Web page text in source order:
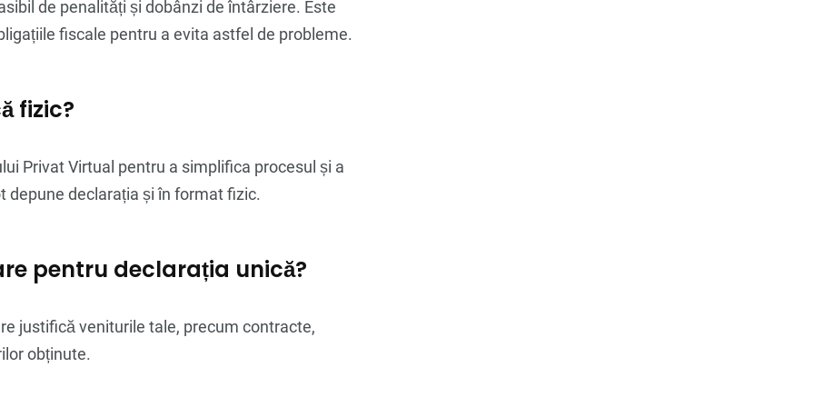
de penalități și dobânzi de întârziere. Este
fiscale pentru a evita astfel de probleme.
fizic?
Privat Virtual pentru a simplifica procesul și a
depune declarația și în format fizic.
pentru declarația unică?
justifică veniturile tale, precum contracte,
obținute.